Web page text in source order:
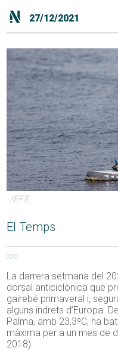
27/12/2021
/EFE
El Temps
220
La darrera setmana del
dorsal anticiclònica que
gairebé primaveral i,
alguns indrets d’Europa.
Palma, amb 23,3ºC, ha
màxima per a un mes de
2018).